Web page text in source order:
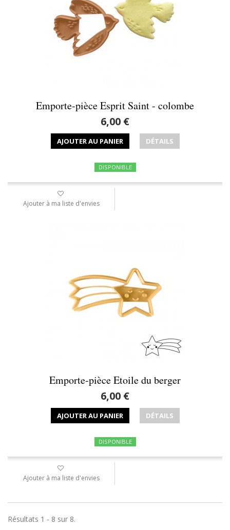
Emporte-pièce Esprit Saint - colombe
6,00 €
AJOUTER AU PANIER DÉTAILS
DISPONIBLE
Ajouter à ma liste d'envies
Emporte-pièce Etoile du berger
6,00 €
AJOUTER AU PANIER DÉTAILS
DISPONIBLE
Ajouter à ma liste d'envies
Résultats 1 - 8 sur 8.